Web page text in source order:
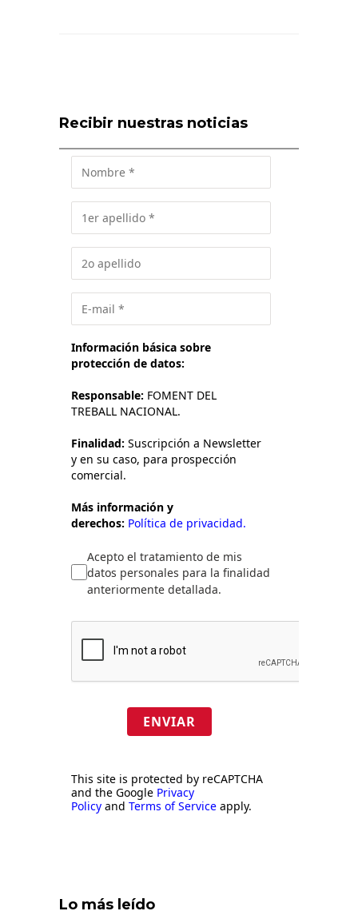
Recibir nuestras noticias
Información básica sobre
protección de datos:
Responsable: FOMENT DEL
TREBALL NACIONAL.
Finalidad: Suscripción a Newsletter
y en su caso, para prospección
comercial.
Más información y
derechos: Política de privacidad.
Acepto el tratamiento de mis
datos personales para la finalidad
anteriormente detallada.
ENVIAR
This site is protected by reCAPTCHA
and the Google Privacy
Policy and Terms of Service apply.
Lo más leído